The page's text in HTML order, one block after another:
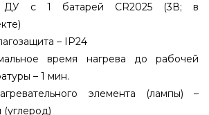
ДУ с 1 батарей CR2025 (3В; в
– IP24
время нагрева до рабочей
– 1 мин.
элемента (лампы) –